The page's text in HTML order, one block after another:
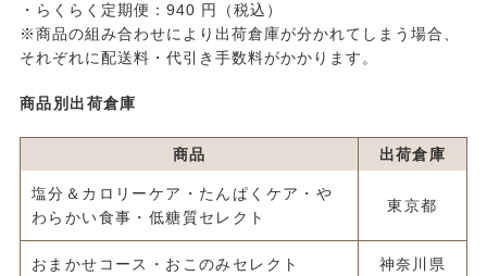
・らくらく定期便：940 円（税込）
※商品の組み合わせにより出荷倉庫が分かれてしまう場合、
それぞれに配送料・代引き手数料がかかります。
商品別出荷倉庫
商品 出荷倉庫
塩分＆カロリーケア・たんぱくケア・や
わらかい食事・低糖質セレクト
東京都
おまかせコース・おこのみセレクト 神奈川県